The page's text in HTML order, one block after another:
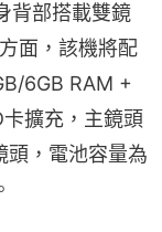
背部搭載雙鏡
面，該機將配
6GB RAM +
擴充，主鏡頭
頭，電池容量為